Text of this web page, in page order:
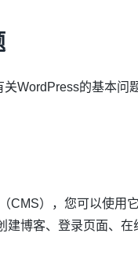
WordPress的基本问
CMS），您可以使用
博客、登录页面、在